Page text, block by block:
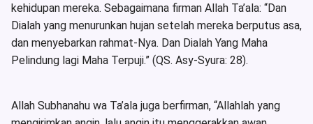
kehidupan mereka. Sebagaimana firman Allah Ta’ala: “Dan
Dialah yang menurunkan hujan setelah mereka berputus asa,
dan menyebarkan rahmat-Nya. Dan Dialah Yang Maha
Pelindung lagi Maha Terpuji.” (QS. Asy-Syura: 28).
Allah Subhanahu wa Ta’ala juga berfirman, “Allahlah yang